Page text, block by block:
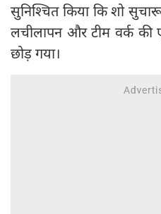
सुनिश्चित किया कि शो
लचीलापन और टीम वर्क
छोड़ गया।